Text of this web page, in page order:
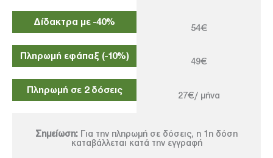
Δίδακτρα με -40%
54€
Πληρωμή εφάπαξ (-10%)
49€
Πληρωμή σε 2 δόσεις
27€/ μήνα
Σημείωση: Για την πληρωμή σε δόσεις, η 1η δόση
καταβάλλεται κατά την εγγραφή